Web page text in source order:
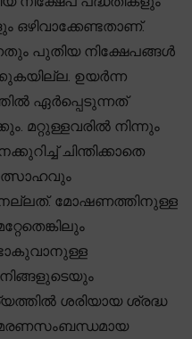
പുതിയ നിക്ഷേപങ്ങൾ
ഉയർന്ന
ഏർപ്പെടുന്നത്
മറ്റുള്ളവരിൽ നിന്നും
ചിന്തിക്കാതെ
നല്ലത്. മോഷണത്തിനുള്ള
ശരിയായ ശ്രദ്ധ